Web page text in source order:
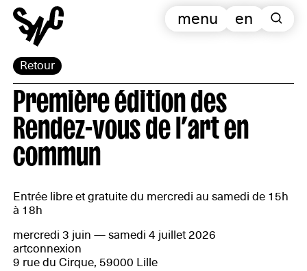
Retour
en
menu
Première édition des
Rendez-vous de l’art en
commun
Entrée libre et gratuite du mercredi au samedi de 15h
à 18h
mercredi 3 juin — samedi 4 juillet 2026
artconnexion
9 rue du Cirque, 59000 Lille